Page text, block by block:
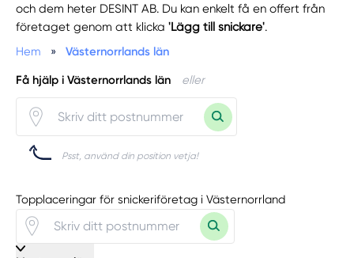
och dem heter DESINT AB. Du kan enkelt få en offert från
företaget genom att klicka'Lägg till snickare'.
Hem
» Västernorrlands län
Få hjälp i Västernorrlands län eller
Psst, använd din position vetja!
Topplaceringar för snickeriföretag i Västernorrland